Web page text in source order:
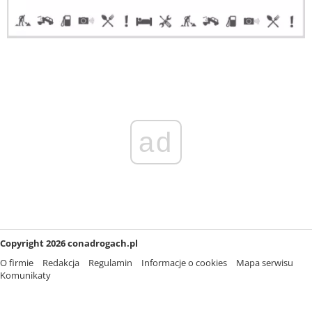
ad
Copyright 2026 conadrogach.pl
O firmie
Redakcja Regulamin Informacje o cookies
Mapa serwisu
Komunikaty